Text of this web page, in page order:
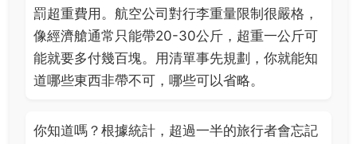
罰超重費用。航空公司對行李重量限制很嚴格，
像經濟艙通常只能帶20-30公斤，超重一公斤可
能就要多付幾百塊。用清單事先規劃，你就能知
道哪些東西非帶不可，哪些可以省略。
你知道嗎？根據統計，超過一半的旅行者會忘記